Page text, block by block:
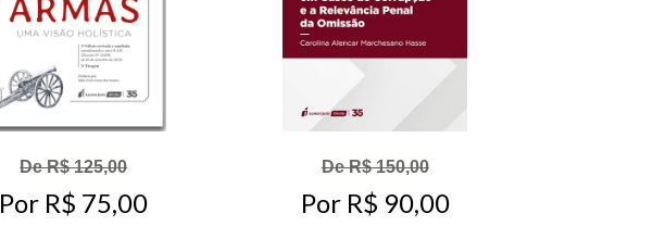
De R$ 125,00
Por R$ 75,00
De R$ 150,00
Por R$ 90,00